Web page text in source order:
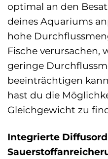
optimal an den
deines Aquariums
hohe
Fische verursachen,
geringe
beeinträchtigen
hast du die
Gleichgewicht zu
Integrierte